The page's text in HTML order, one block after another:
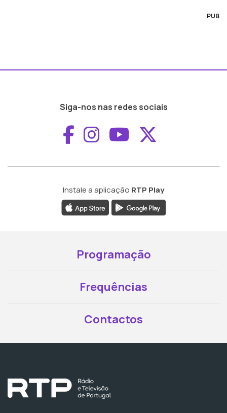
PUB
Siga-nos nas redes sociais
Aceder ao
Aceder ao
Aceder ao
Instale a aplicação RTP Play
Programação
Frequências
Contactos